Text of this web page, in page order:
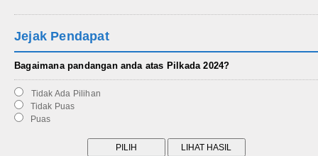
Jejak Pendapat
Bagaimana pandangan anda atas Pilkada 2024?
Tidak Ada Pilihan
Tidak Puas
Puas